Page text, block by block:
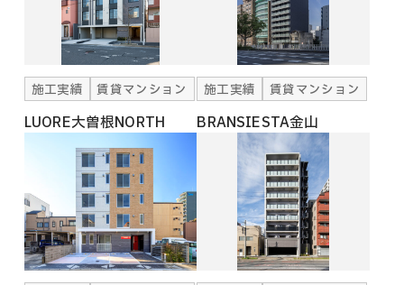
施工実績 賃貸マンション
LUORE大曽根NORTH
施工実績 賃貸マンション
BRANSIESTA金山